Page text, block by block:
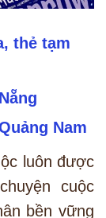
thẻ tạm
Nam
luôn được
cuộc
bền vững